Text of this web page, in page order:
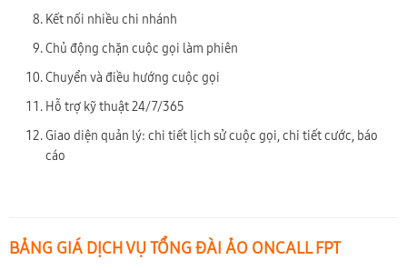
Kết nối nhiều chi nhánh
Chủ động chặn cuộc gọi làm phiên
Chuyển và điều hướng cuộc gọi
Hỗ trợ kỹ thuật 24/7/365
Giao diện quản lý: chi tiết lịch sử cuộc gọi, chi tiết cước, báo
cáo
BẢNG GIÁ DỊCH VỤ TỔNG ĐÀI ẢO ONCALL FPT